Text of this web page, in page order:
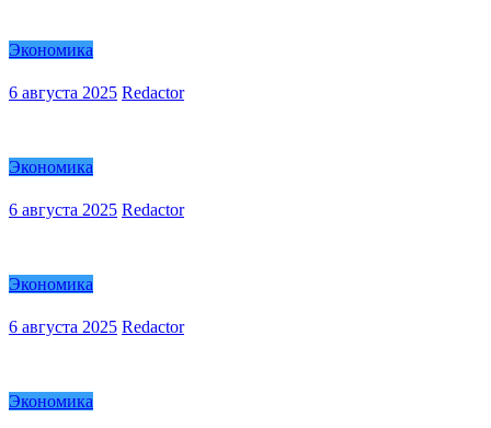
Экономика
6 августа 2025 Redactor
Экономика
6 августа 2025 Redactor
Экономика
6 августа 2025 Redactor
Экономика